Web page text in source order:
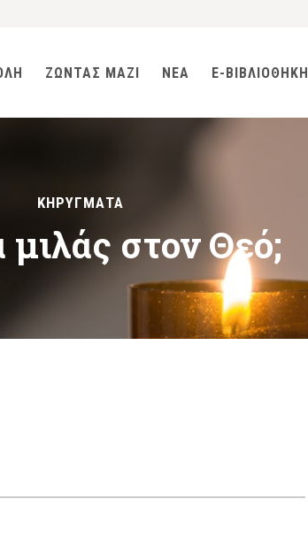
ΖΩΝΤΑΣ ΜΑΖΙ ΝΕΑ E-ΒΙΒΛΙΟΘΗΚΗ
ΚΗΡΥΓΜΑΤΑ
στον Θεό;